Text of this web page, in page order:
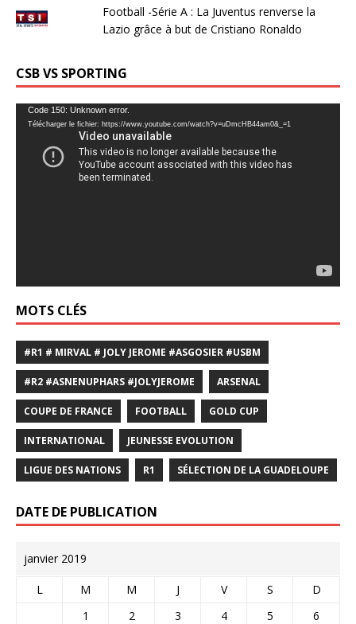
Football -Série A : La Juventus renverse la
Lazio grâce à but de Cristiano Ronaldo
CSB VS SPORTING
Lecteur
vidéo
Code 150: Unknown error.
Télécharger le fichier: https://www.youtube.com/watch?v=uDmcHB44am0&_=1
MOTS CLÉS
#R1 # MIRVAL # JOLY JEROME #ASGOSIER #USBM
#R2 #ASNENUPHARS #JOLYJEROME ARSENAL
COUPE DE FRANCE FOOTBALL GOLD CUP
INTERNATIONAL JEUNESSE EVOLUTION
LIGUE DES NATIONS R1 SÉLECTION DE LA GUADELOUPE
DATE DE PUBLICATION
janvier 2019
L M M J V S
D
1
2 3 4 5
6